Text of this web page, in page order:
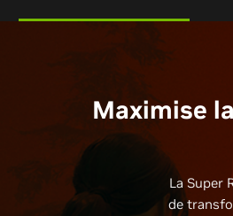
Maximise
La Super
de